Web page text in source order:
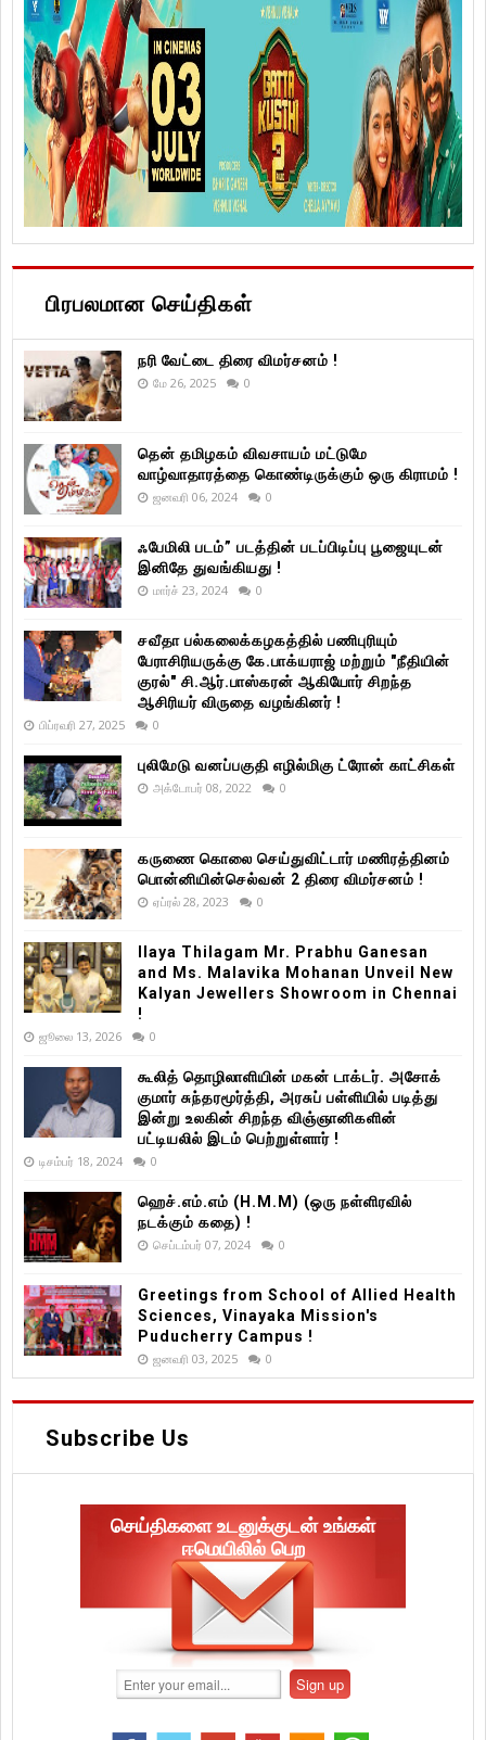
பிரபலமான செய்திகள்
நரி வேட்டை திரை விமர்சனம் !
மே 26, 2025 0
தென் தமிழகம் விவசாயம் மட்டுமே
வாழ்வாதாரத்தை கொண்டிருக்கும் ஒரு கிராமம் !
ஜனவரி 06, 2024 0
ஃபேமிலி படம்” படத்தின் படப்பிடிப்பு பூஜையுடன்
இனிதே துவங்கியது !
மார்ச் 23, 2024 0
சவீதா பல்கலைக்கழகத்தில் பணிபுரியும்
பேராசிரியருக்கு கே.பாக்யராஜ் மற்றும் "நீதியின்
குரல்" சி.ஆர்.பாஸ்கரன் ஆகியோர் சிறந்த
ஆசிரியர் விருதை வழங்கினர் !
பிப்ரவரி 27, 2025 0
புலிமேடு வனப்பகுதி எழில்மிகு ட்ரோன் காட்சிகள்
அக்டோபர் 08, 2022 0
கருணை கொலை செய்துவிட்டார் மணிரத்தினம்
பொன்னியின்செல்வன் 2 திரை விமர்சனம் !
ஏப்ரல் 28, 2023 0
Ilaya Thilagam Mr. Prabhu Ganesan
and Ms. Malavika Mohanan Unveil New
Kalyan Jewellers Showroom in Chennai
!
ஜூலை 13, 2026 0
கூலித் தொழிலாளியின் மகன் டாக்டர். அசோக்
குமார் சுந்தரமூர்த்தி, அரசுப் பள்ளியில் படித்து
இன்று உலகின் சிறந்த விஞ்ஞானிகளின்
பட்டியலில் இடம் பெற்றுள்ளார் !
டிசம்பர் 18, 2024 0
ஹெச்.எம்.எம் (H.M.M) (ஒரு நள்ளிரவில்
நடக்கும் கதை) !
செப்டம்பர் 07, 2024 0
Greetings from School of Allied Health
Sciences, Vinayaka Mission's
Puducherry Campus !
ஜனவரி 03, 2025 0
Subscribe Us
செய்திகளை உடனுக்குடன் உங்கள்
ஈமெயிலில் பெற